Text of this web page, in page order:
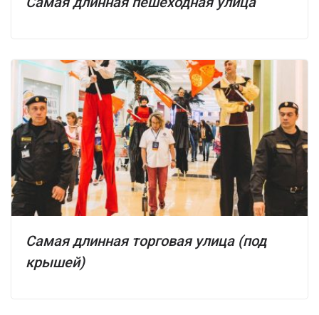
Самая длинная торговая улица (под
крышей)